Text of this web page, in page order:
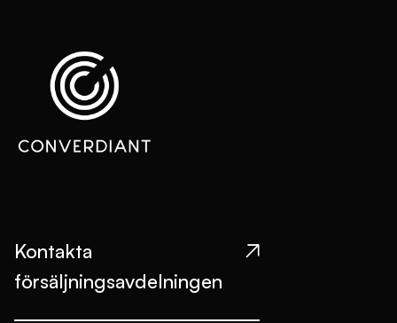
Kontakta
försäljningsavdelningen
